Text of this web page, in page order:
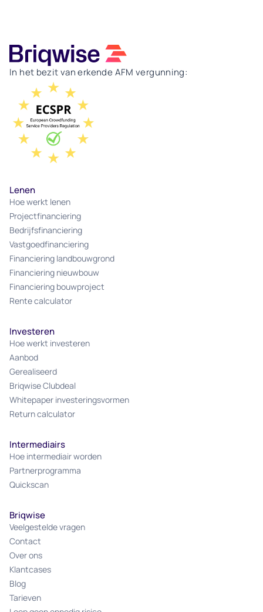
In het bezit van erkende AFM vergunning:
Lenen
Hoe werkt lenen
Projectfinanciering
Bedrijfsfinanciering
Vastgoedfinanciering
Financiering landbouwgrond
Financiering nieuwbouw
Financiering bouwproject
Rente calculator
Investeren
Hoe werkt investeren
Aanbod
Gerealiseerd
Briqwise Clubdeal
Whitepaper investeringsvormen
Return calculator
Intermediairs
Hoe intermediair worden
Partnerprogramma
Quickscan
Briqwise
Veelgestelde vragen
Contact
Over ons
Klantcases
Blog
Tarieven